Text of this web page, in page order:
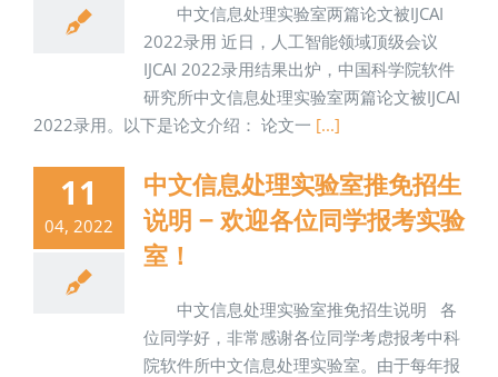
中文信息处理实验室两篇论文被IJCAI
2022录用 近日，人工智能领域顶级会议
IJCAI 2022录用结果出炉，中国科学院软件
研究所中文信息处理实验室两篇论文被IJCAI
2022录用。以下是论文介绍： 论文一 [...]
11
04, 2022
中文信息处理实验室推免招生
说明 – 欢迎各位同学报考实验
室！
中文信息处理实验室推免招生说明 各
位同学好，非常感谢各位同学考虑报考中科
院软件所中文信息处理实验室。由于每年报